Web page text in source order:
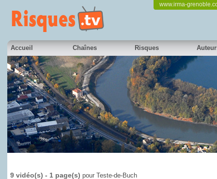
www.irma-
Accueil Chaînes Risques
9 vidéo(s) - 1 page(s) pour Teste-de-Buch